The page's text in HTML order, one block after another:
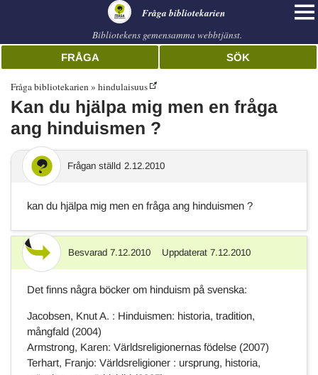
Fråga bibliotekarien
Bibliotekens gemensamma webbtjänst.
FRÅGA SÖK
Fråga bibliotekarien hindulaisuus
Kan du hjälpa mig men en fråga
ang hinduismen ?
Frågan ställd 2.12.2010
kan du hjälpa mig men en fråga ang hinduismen ?
Svar Besvarad 7.12.2010 Uppdaterat 7.12.2010
Det finns några böcker om hinduism på svenska:
Jacobsen, Knut A. : Hinduismen: historia, tradition,
mångfald (2004)
Armstrong, Karen: Världsreligionernas födelse (2007)
Terhart, Franjo: Världsreligioner : ursprung, historia,